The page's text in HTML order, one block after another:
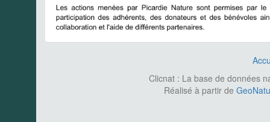
Clicnat : La base de données
Réalisé à partir de